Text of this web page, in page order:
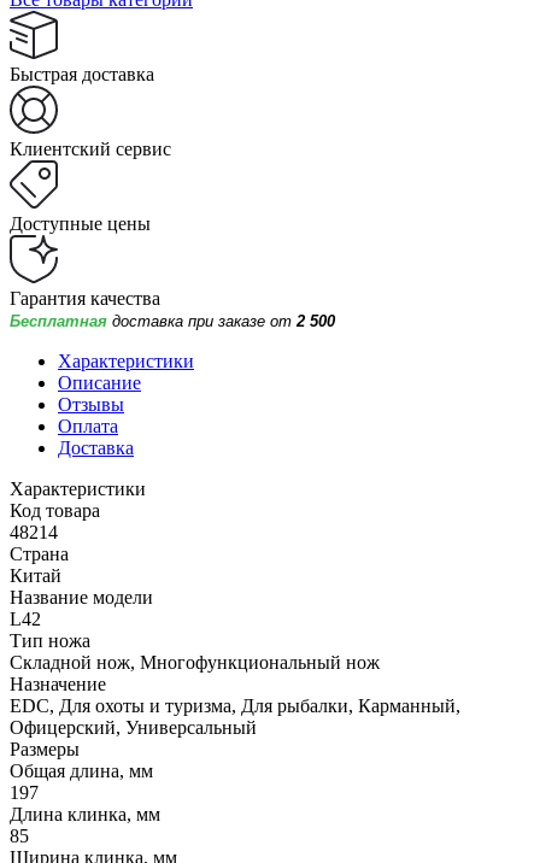
Быстрая доставка
Клиентский сервис
Доступные цены
Гарантия качества
Бесплатная доставка при заказе от 2 500
Характеристики
Описание
Отзывы
Оплата
Доставка
Характеристики
Код товара
48214
Страна
Китай
Название модели
L42
Тип ножа
Складной нож, Многофункциональный нож
Назначение
EDC, Для охоты и туризма, Для рыбалки, Карманный,
Офицерский, Универсальный
Размеры
Общая длина, мм
197
Длина клинка, мм
85
Ширина клинка, мм